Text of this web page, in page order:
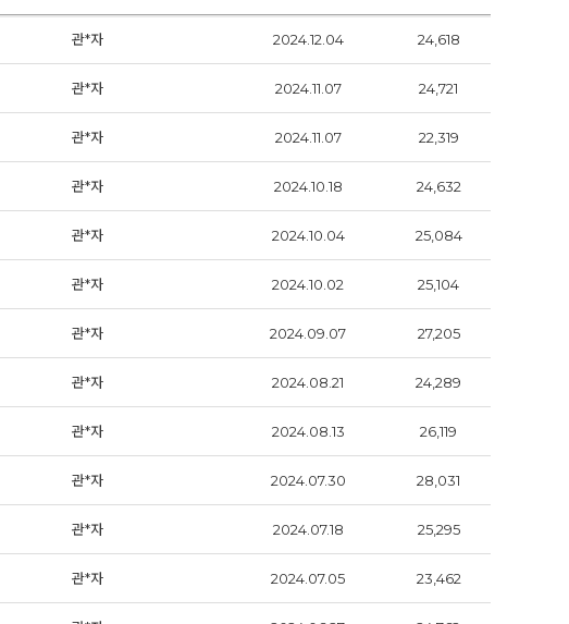
관*자 2024.12.04 24,618
관*자 2024.11.07 24,721
관*자 2024.11.07 22,319
관*자 2024.10.18 24,632
관*자 2024.10.04 25,084
관*자 2024.10.02 25,104
관*자 2024.09.07 27,205
관*자 2024.08.21 24,289
관*자 2024.08.13 26,119
관*자 2024.07.30 28,031
관*자 2024.07.18 25,295
관*자 2024.07.05 23,462